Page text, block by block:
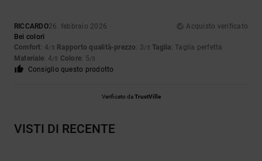
RICCARDO26. febbraio 2026
Acquisto verificato
Bei colori
Comfort: 4/5 Rapporto qualità-prezzo : 3/5 Taglia: Taglia perfetta
Materiale: 4/5 Colore: 5/5
Consiglio questo prodotto
Verificato daTrustVille
VISTI DI RECENTE